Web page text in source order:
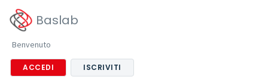
Baslab
Benvenuto
ACCEDI ISCRIVITI